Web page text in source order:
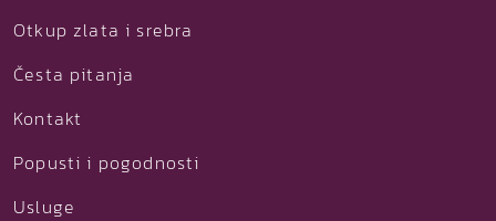
Otkup zlata i srebra
Česta pitanja
Kontakt
Popusti i pogodnosti
Usluge